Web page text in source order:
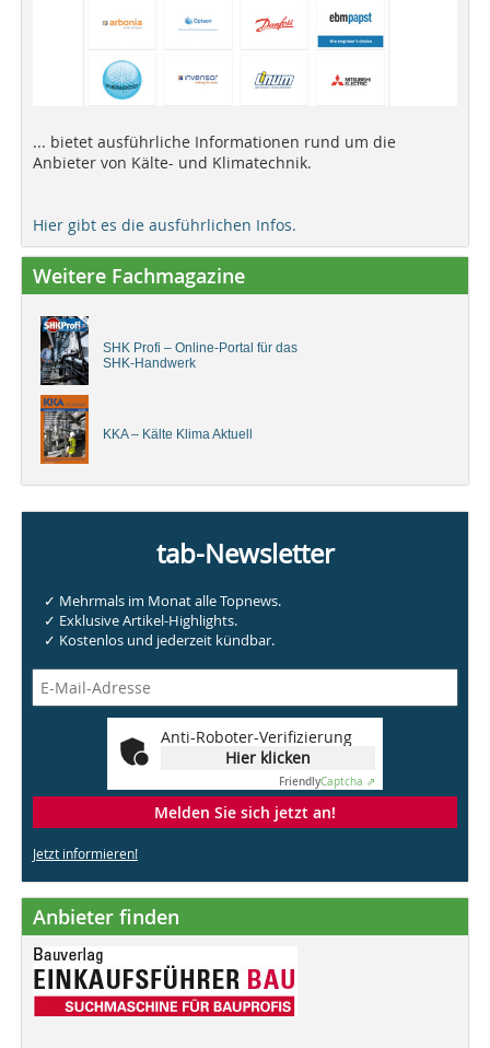
... bietet ausführliche Informationen rund um die
Anbieter von Kälte- und Klimatechnik.
Hier gibt es die ausführlichen Infos.
Weitere Fachmagazine
SHK Profi – Online-Portal für das
SHK-Handwerk
KKA – Kälte Klima Aktuell
tab-Newsletter
✓ Mehrmals im Monat alle Topnews.
✓ Exklusive Artikel-Highlights.
✓ Kostenlos und jederzeit kündbar.
Anti-Roboter-Verifizierung
Hier klicken
FriendlyCaptcha ⇗
Melden Sie sich jetzt an!
Jetzt informieren!
Anbieter finden